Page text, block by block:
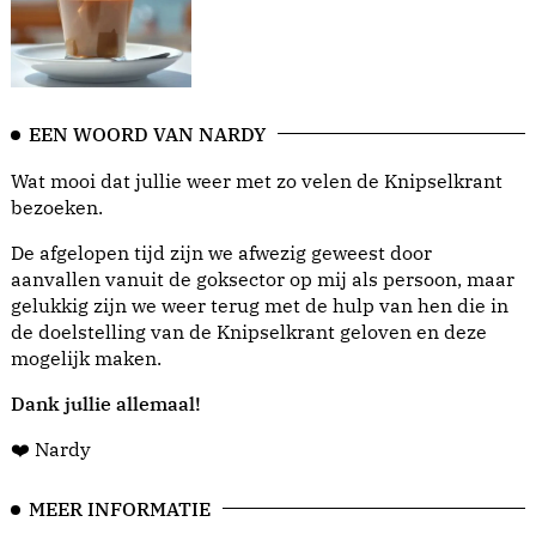
EEN WOORD VAN NARDY
Wat mooi dat jullie weer met zo velen de Knipselkrant
bezoeken.
De afgelopen tijd zijn we afwezig geweest door
aanvallen vanuit de goksector op mij als persoon, maar
gelukkig zijn we weer terug met de hulp van hen die in
de doelstelling van de Knipselkrant geloven en deze
mogelijk maken.
Dank jullie allemaal!
❤️ Nardy
MEER INFORMATIE